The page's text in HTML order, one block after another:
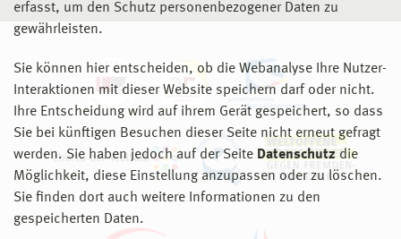
erfasst, um den Schutz personenbezogener Daten zu
gewährleisten.
Sie können hier entscheiden, ob die Webanalyse Ihre Nutzer-
Interaktionen mit dieser Website speichern darf oder nicht.
Ihre Entscheidung wird auf ihrem Gerät gespeichert, so dass
Sie bei künftigen Besuchen dieser Seite nicht erneut gefragt
werden. Sie haben jedoch auf der Seite Datenschutz die
Möglichkeit, diese Einstellung anzupassen oder zu löschen.
Sie finden dort auch weitere Informationen zu den
gespeicherten Daten.